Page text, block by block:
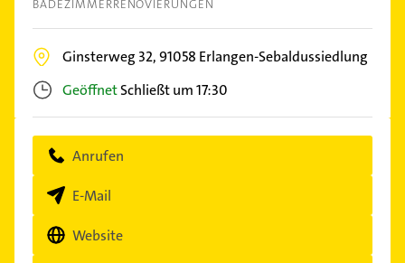
BADEZIMMERRENOVIERUNGEN
Ginsterweg 32,91058 Erlangen-Sebaldussiedlung
GeöffnetSchließt um 17:30
Anrufen
E-Mail
Website